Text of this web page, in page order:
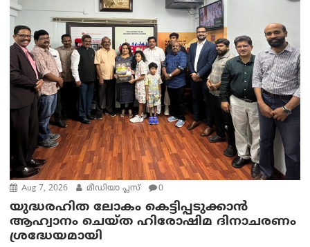
Aug 7, 2026 മീഡിയാ പ്ലസ് 0
യുദ്ധരഹിത ലോകം കെട്ടിപ്പടുക്കാന്‍
ആഹ്വാനം ചെയ്ത ഹിരോഷിമ ദിനാചരണം
ശ്രദ്ധേയമായി